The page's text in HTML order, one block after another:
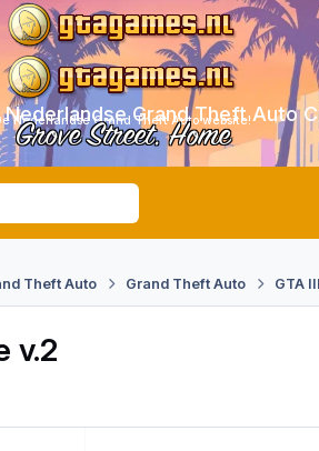
Nederlandse Grand Theft Auto
Nederlandse Grand Theft Auto website!
Grove Street. Home
Theft Auto Grand Theft Auto GTA
v.2